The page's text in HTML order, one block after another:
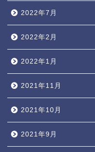
2022年7月
2022年2月
2022年1月
2021年11月
2021年10月
2021年9月